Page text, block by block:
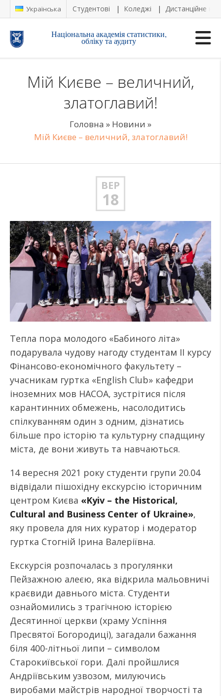
Українська Студентові Коледжі Дистанційне
Національна академія статистики,
обліку та аудиту
Мій Києве – величний,
златоглавий!
Головна » Новини »
Мій Києве – величний, златоглавий!
ВЕР
18
Тепла пора молодого «Бабиного літа»
подарувала чудову нагоду студентам ІІ курсу
Фінансово-економічного факультету –
учасникам гуртка «English Club» кафедри
іноземних мов НАСОА, зустрітися після
карантинних обмежень, насолодитись
спілкуванням один з одним, дізнатись
більше про історію та культурну спадщину
міста, де вони живуть та навчаються.
14 вересня 2021 року студенти групи 20.04
відвідали пішохідну екскурсію історичним
центром Києва «Kyiv – the Historical,
Cultural and Business Center of Ukraine»,
яку провела для них куратор і модератор
гуртка Стогній Ірина Валеріївна.
Екскурсія розпочалась з прогулянки
Пейзажною алеєю, яка відкрила мальовничі
краєвиди давнього міста. Студенти
ознайомились з трагічною історією
Десятинної церкви (храму Успіння
Пресвятої Богородиці), загадали бажання
біля 400-літньої липи – символом
Старокиївської гори. Далі пройшлися
Андріївським узвозом, милуючись
виробами майстрів народної творчості та